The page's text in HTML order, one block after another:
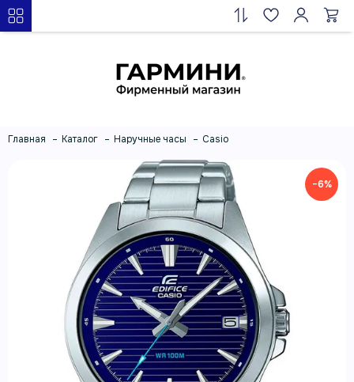
Главная Каталог Наручные часы Casio
−6%